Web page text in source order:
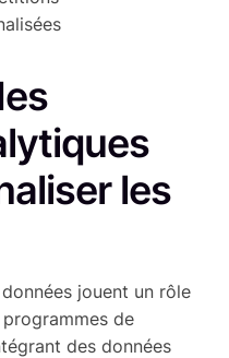
les
jouent un rôle
de
des données